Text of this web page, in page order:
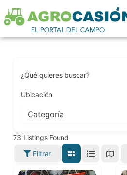
¿Qué quieres buscar?
Ubicación
73 Listings Found
Filtrar